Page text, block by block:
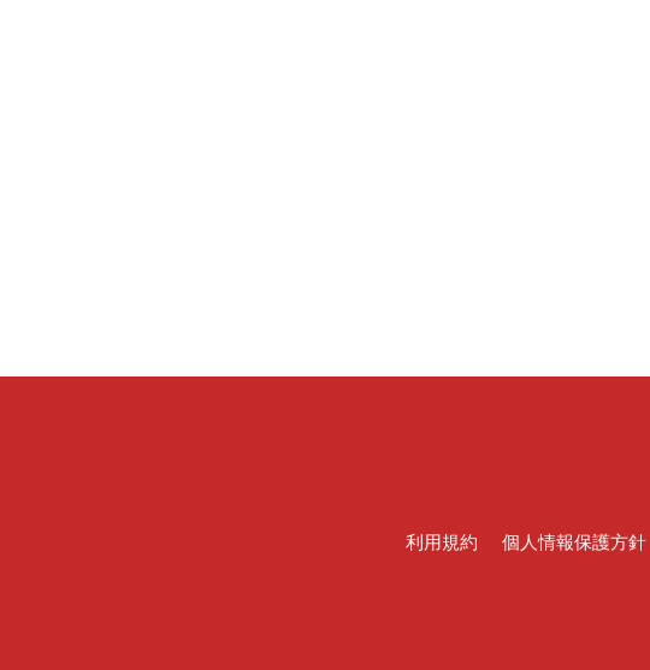
利用規約 個人情報保護方針